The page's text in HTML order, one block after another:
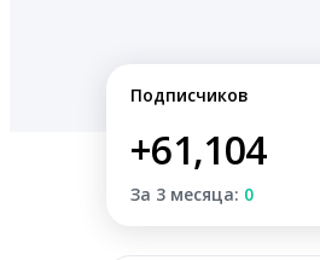
Подписчиков
+61,104
За 3 месяца: 0